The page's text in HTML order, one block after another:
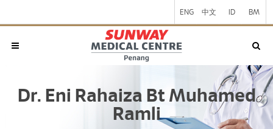
ENG 中文 ID BM
Dr. Eni Rahaiza Bt Muhamed
Ramli